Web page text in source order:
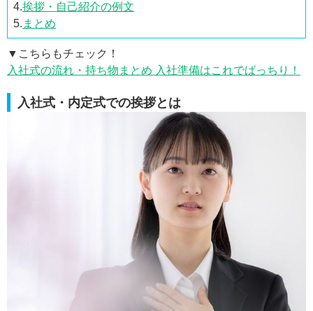
4.挨拶・自己紹介の例文
5. まとめ
▼こちらもチェック！
入社式の流れ・持ち物まとめ 入社準備はこれでばっちり！
入社式・内定式での挨拶とは